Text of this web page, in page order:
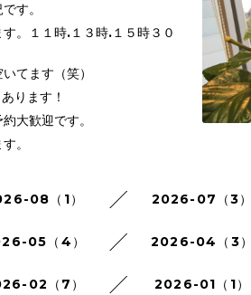
す。
。１１時.１３時.１５時３０
てます（笑）
ります！
大歓迎です。
。
08（1） 2026-07（3）
05（4） 2026-04（3）
02（7） 2026-01（1）